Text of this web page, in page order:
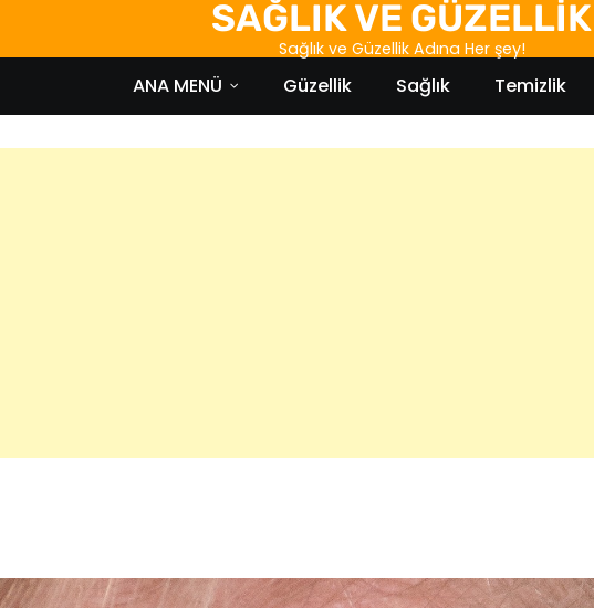
SAĞLIK VE GÜZELLİK
Sağlık ve Güzellik Adına Her şey!
ANA MENÜ Güzellik Sağlık Temizlik